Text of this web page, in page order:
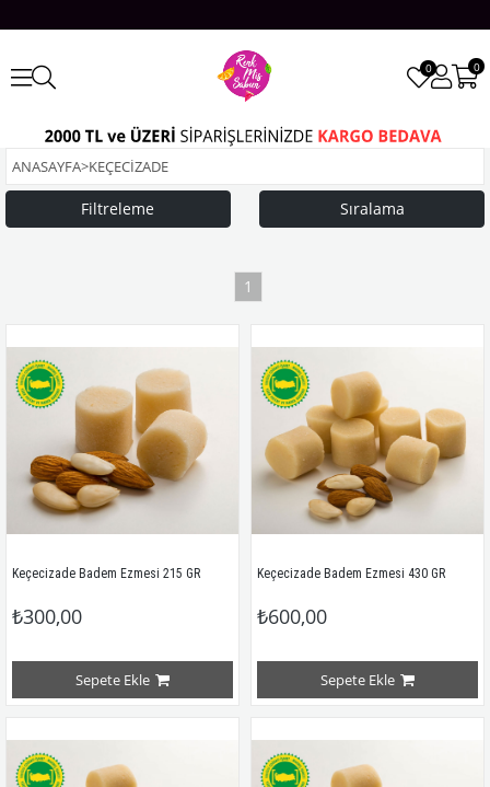
0
0
ANASAYFA>KEÇECİZADE
Filtreleme Sıralama
1
Keçecizade Badem Ezmesi 215 GR
₺300,00
Sepete Ekle
Keçecizade Badem Ezmesi 430 GR
₺600,00
Sepete Ekle